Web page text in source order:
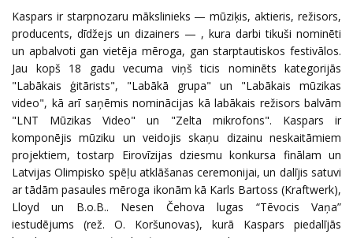
Kaspars ir starpnozaru mākslinieks — mūziķis, aktieris, režisors,
producents, dīdžejs un dizainers — , kura darbi tikuši nominēti
un apbalvoti gan vietēja mēroga, gan starptautiskos festivālos.
Jau kopš 18 gadu vecuma viņš ticis nominēts kategorijās
"Labākais ģitārists", "Labākā grupa" un "Labākais mūzikas
video", kā arī saņēmis nominācijas kā labākais režisors balvām
"LNT Mūzikas Video" un "Zelta mikrofons". Kaspars ir
komponējis mūziku un veidojis skaņu dizainu neskaitāmiem
projektiem, tostarp Eirovīzijas dziesmu konkursa finālam un
Latvijas Olimpisko spēļu atklāšanas ceremonijai, un dalījis satuvi
ar tādām pasaules mēroga ikonām kā Karls Bartoss (Kraftwerk),
Lloyd un B.o.B.. Nesen Čehova lugas “Tēvocis Vaņa”
iestudējums (rež. O. Koršunovas), kurā Kaspars piedalījās